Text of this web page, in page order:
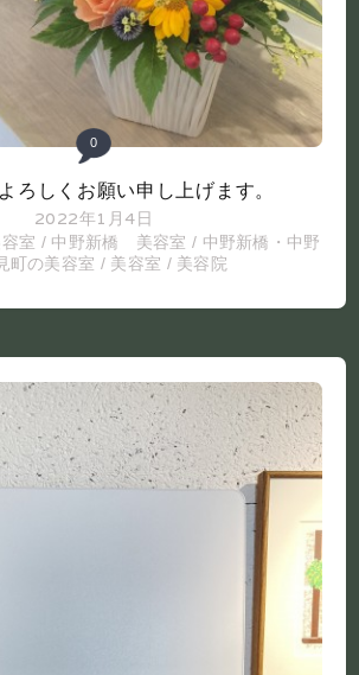
0
ろしくお願い申し上げます。
2022年1月4日
室 / 中野新橋 美容室 / 中野新橋・中野
町の美容室 / 美容室 / 美容院